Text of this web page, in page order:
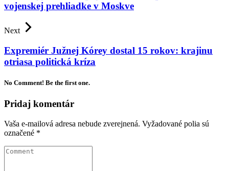
vojenskej prehliadke v Moskve
Next
Expremiér Južnej Kórey dostal 15 rokov: krajinu
otriasa politická kríza
No Comment! Be the first one.
Pridaj komentár
Vaša e-mailová adresa nebude zverejnená. Vyžadované polia sú
označené *